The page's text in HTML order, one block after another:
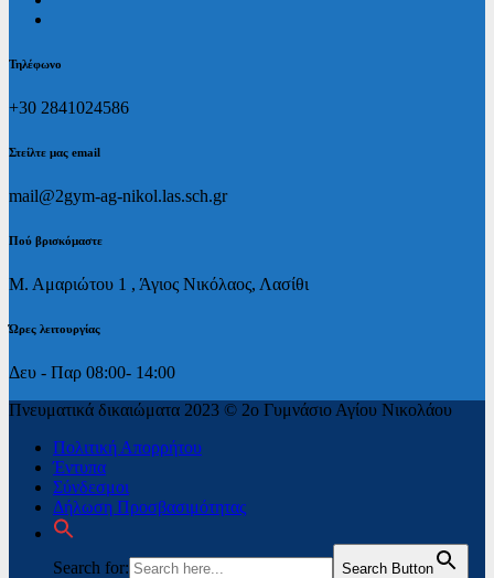
Τηλέφωνο
+30 2841024586
Στείλτε μας email
mail@2gym-ag-nikol.las.sch.gr
Πoύ βρισκόμαστε
Μ. Αμαριώτου 1 , Άγιος Νικόλαος, Λασίθι
Ώρες λειτουργίας
Δευ - Παρ 08:00- 14:00
Πνευματικά δικαιώματα 2023 © 2ο Γυμνάσιο Αγίου Νικολάου
Πολιτική Απορρήτου
Έντυπα
Σύνδεσμοι
Δήλωση Προσβασιμότητας
Search for: Search Button